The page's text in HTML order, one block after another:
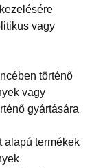
vagy
történő
vagy
gyártására
alapú termékek